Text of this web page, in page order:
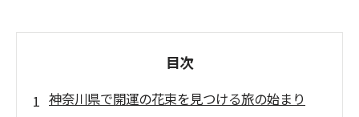
目次
神奈川県で開運の花束を見つける旅の始まり